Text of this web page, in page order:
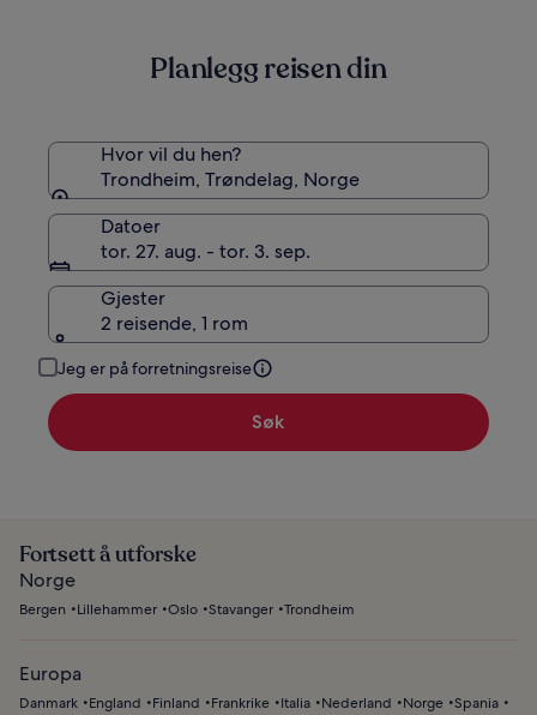
Planlegg reisen din
Hvor vil du hen?
Trondheim, Trøndelag, Norge
Datoer
tor. 27. aug. - tor. 3. sep.
Gjester
2 reisende, 1 rom
Jeg er på forretningsreise
Søk
Fortsett å utforske
Norge
Bergen Lillehammer Oslo Stavanger Trondheim
Europa
Danmark England Finland Frankrike Italia Nederland Norge Spania